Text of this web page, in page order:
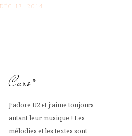
DÉC 17. 2014
Caro*
J’adore U2 et j’aime toujours
autant leur musique ! Les
mélodies et les textes sont